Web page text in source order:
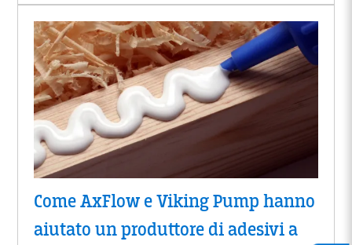
Come AxFlow e Viking Pump hanno
aiutato un produttore di adesivi a